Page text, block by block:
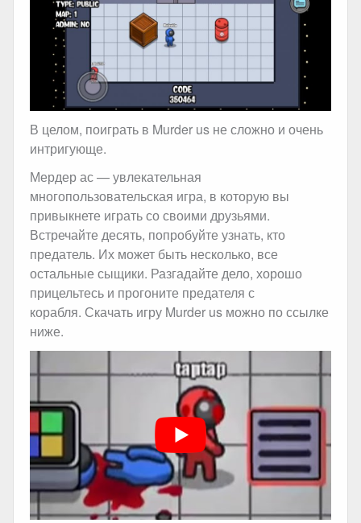
В целом, поиграть в Murder us не сложно и очень
интригующе.
Мердер ас — увлекательная
многопользовательская игра, в которую вы
привыкнете играть со своими друзьями.
Встречайте десять, попробуйте узнать, кто
предатель. Их может быть несколько, все
остальные сыщики. Разгадайте дело, хорошо
прицельтесь и прогоните предателя с
корабля. Скачать игру Murder us можно по ссылке
ниже.